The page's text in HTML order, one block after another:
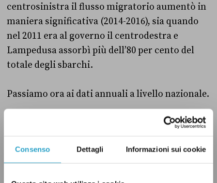
Consenso Dettagli Informazioni sui cookie
centrosinistra il flusso migratorio aumentò in
maniera significativa (2014-2016), sia quando
nel 2011 era al governo il centrodestra e
Lampedusa assorbì più dell’80 per cento del
totale degli sbarchi.
Passiamo ora ai dati annuali a livello nazionale.
I dati citati da Nicolini di 140 mila e 160 mila
arrivi via mare in Italia tra il 2014 e il 2016 sono